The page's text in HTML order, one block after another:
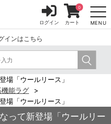
インはこちら
MENU
ログイン カート
0
場「ウールリース」
機能ラグ
場「ウールリース」
って新登場「ウールリー